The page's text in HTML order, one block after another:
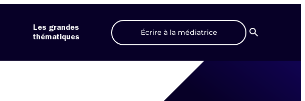
Les grandes
thématiques
Écrire à la médiatrice
Recherche